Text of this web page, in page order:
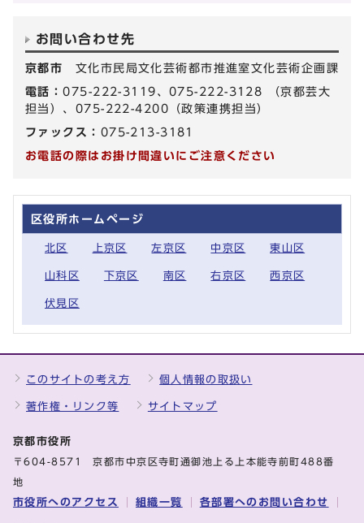
お問い合わせ先
京都市 文化市民局文化芸術都市推進室文化芸術企画課
電話：075-222-3119、075-222-3128 （京都芸大
担当）、075-222-4200（政策連携担当）
ファックス： 075-213-3181
お電話の際はお掛け間違いにご注意ください
区役所ホームページ
北区 上京区 左京区 中京区 東山区
山科区 下京区 南区 右京区 西京区
伏見区
このサイトの考え方 個人情報の取扱い
著作権・リンク等 サイトマップ
京都市役所
〒604-8571 京都市中京区寺町通御池上る上本能寺前町488番
地
市役所へのアクセス 組織一覧 各部署へのお問い合わせ